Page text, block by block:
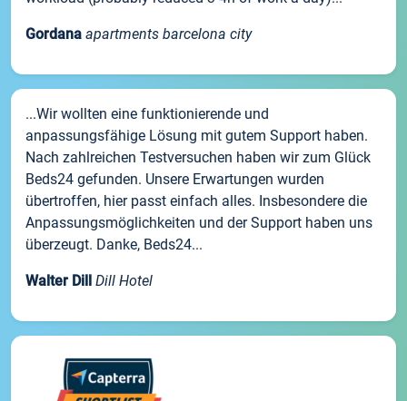
Gordana apartments barcelona city
...Wir wollten eine funktionierende und
anpassungsfähige Lösung mit gutem Support haben.
Nach zahlreichen Testversuchen haben wir zum Glück
Beds24 gefunden. Unsere Erwartungen wurden
übertroffen, hier passt einfach alles. Insbesondere die
Anpassungsmöglichkeiten und der Support haben uns
überzeugt. Danke, Beds24...
Walter Dill Dill Hotel